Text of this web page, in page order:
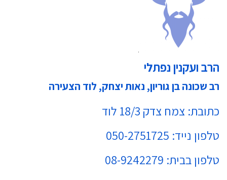
הרב ועקנין נפתלי
רב שכונה בן גוריון, נאות יצחק, לוד הצעירה
כתובת: צמח צדק 18/3 לוד
טלפון נייד: 050-2751725
טלפון בבית: 08-9242279